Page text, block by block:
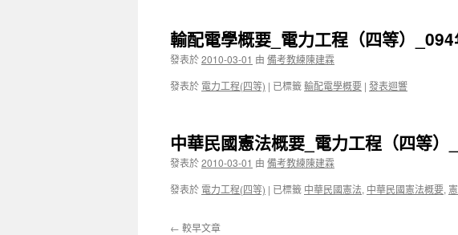
輸配電學概要_電力工程（四等）
發表於2010-03-01 由 備考教練陳建霖
發表於 電力工程(四等) | 已標籤輸配電學概要 | 發表迴響
中華民國憲法概要_電力工程（四等
發表於2010-03-01 由 備考教練陳建霖
發表於 電力工程(四等) | 已標籤 中華民國憲法, 中華民國憲法概要,
← 較早文章